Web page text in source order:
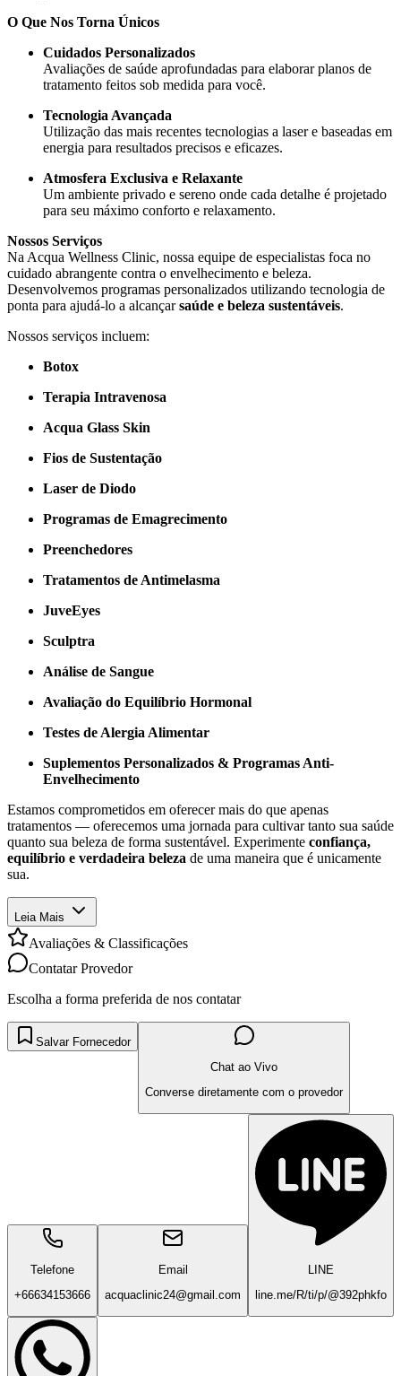
O Que Nos Torna Únicos
Cuidados Personalizados
Avaliações de saúde aprofundadas para elaborar planos de
tratamento feitos sob medida para você.
Tecnologia Avançada
Utilização das mais recentes tecnologias a laser e baseadas em
energia para resultados precisos e eficazes.
Atmosfera Exclusiva e Relaxante
Um ambiente privado e sereno onde cada detalhe é projetado
para seu máximo conforto e relaxamento.
Nossos Serviços
Na Acqua Wellness Clinic, nossa equipe de especialistas foca no
cuidado abrangente contra o envelhecimento e beleza.
Desenvolvemos programas personalizados utilizando tecnologia de
ponta para ajudá-lo a alcançarsaúde e beleza sustentáveis.
Nossos serviços incluem:
Botox
Terapia Intravenosa
Acqua Glass Skin
Fios de Sustentação
Laser de Diodo
Programas de Emagrecimento
Preenchedores
Tratamentos de Antimelasma
JuveEyes
Sculptra
Análise de Sangue
Avaliação do Equilíbrio Hormonal
Testes de Alergia Alimentar
Suplementos Personalizados & Programas Anti-
Envelhecimento
Estamos comprometidos em oferecer mais do que apenas
tratamentos — oferecemos uma jornada para cultivar tanto sua saúde
quanto sua beleza de forma sustentável. Experimente confiança,
equilíbrio e verdadeira beleza de uma maneira que é unicamente
sua.
Leia Mais
Avaliações & Classificações
Contatar Provedor
Escolha a forma preferida de nos contatar
Salvar Fornecedor
Chat ao Vivo
Converse diretamente com o provedor
Telefone
+66634153666
Email
acquaclinic24@gmail.com
LINE
line.me/R/ti/p/@392phkfo